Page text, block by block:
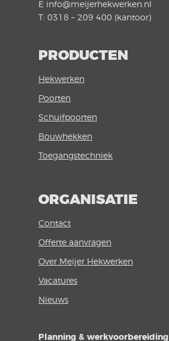
E info@meijerhekwerken.nl
T: 0318 – 209 400 (kantoor)
PRODUCTEN
Hekwerken
Poorten
Schuifpoorten
Bouwhekken
Toegangstechniek
ORGANISATIE
Contact
Offerte aanvragen
Over Meijer Hekwerken
Vacatures
Nieuws
Planning & werkvoorbereiding